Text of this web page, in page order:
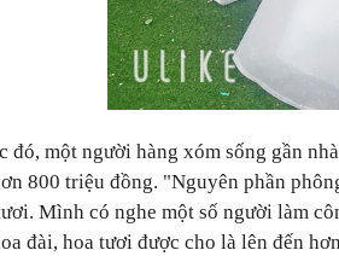
đó, một người hàng xóm sống gần
800 triệu đồng. "Nguyên phần
Mình có nghe một số người làm
đài, hoa tươi được cho là lên đến